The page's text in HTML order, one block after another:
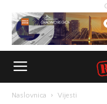
Naslovnica Vijesti